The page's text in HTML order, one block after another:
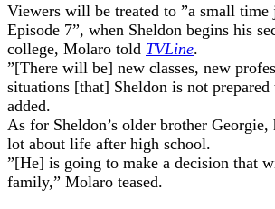
Viewers will be treated to ”a small time
Episode 7”, when Sheldon begins his
college, Molaro told TVLine.
”[There will be] new classes, new
situations [that] Sheldon is not prepared
added.
As for Sheldon’s older brother
lot about life after high school.
”[He] is going to make a decision that
family,” Molaro teased.